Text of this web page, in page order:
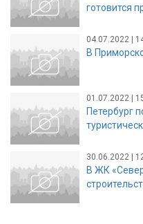
готовится
04.07.2022 |
В
01.07.2022 |
Петербург
30.06.2022 |
В ЖК